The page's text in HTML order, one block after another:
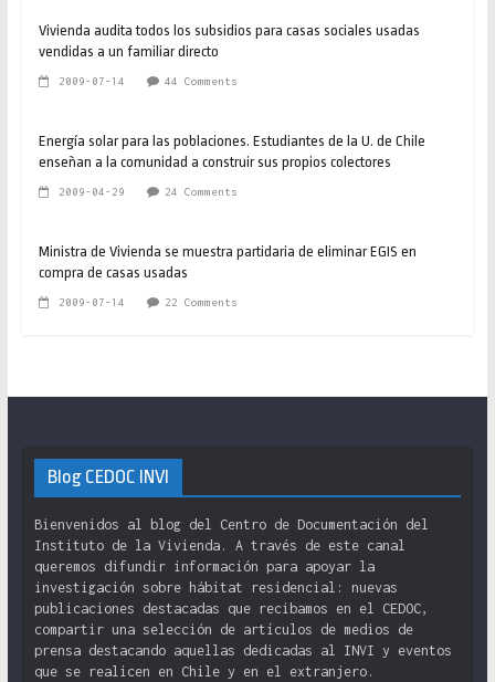
Vivienda audita todos los subsidios para casas sociales usadas
vendidas a un familiar directo
2009-07-14 44 Comments
Energía solar para las poblaciones. Estudiantes de la U. de Chile
enseñan a la comunidad a construir sus propios colectores
2009-04-29 24 Comments
Ministra de Vivienda se muestra partidaria de eliminar EGIS en
compra de casas usadas
2009-07-14 22 Comments
Blog CEDOC INVI
Bienvenidos al blog del Centro de Documentación del
Instituto de la Vivienda. A través de este canal
queremos difundir información para apoyar la
investigación sobre hábitat residencial: nuevas
publicaciones destacadas que recibamos en el CEDOC,
compartir una selección de artículos de medios de
prensa destacando aquellas dedicadas al INVI y eventos
que se realicen en Chile y en el extranjero.